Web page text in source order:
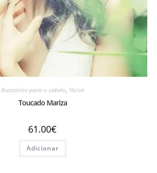
Acessórios para o cabelo, Noiva
Toucado Mariza
61.00€
Adicionar